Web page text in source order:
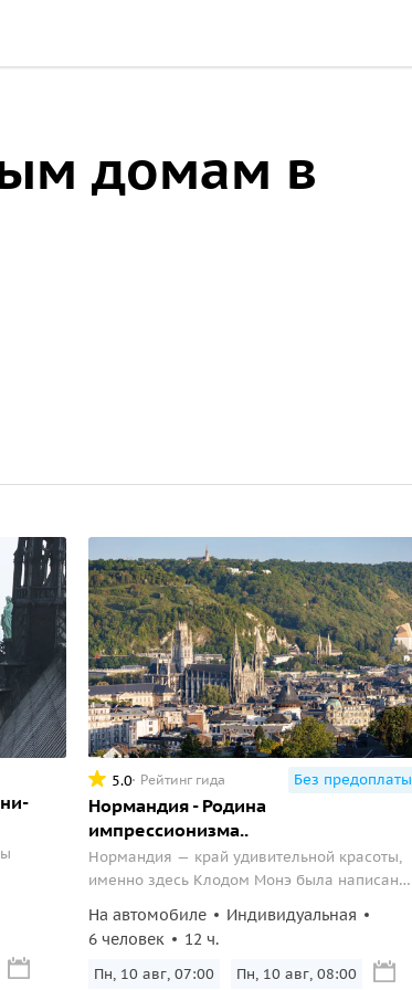
домам в
5.0 Рейтинг гида Без предоплаты
Нормандия - Родина
импрессионизма..
Нормандия — край удивительной красоты,
именно здесь Клодом Монэ была написана
солнца. Впечатление». Знаменитый
Руанский собор, прибрежные города — всё
это запечатлено многократно на картинах
На автомобиле
Индивидуальная
6 человек
12 ч.
Пн, 10 авг, 07:00 Пн, 10 авг, 08:00